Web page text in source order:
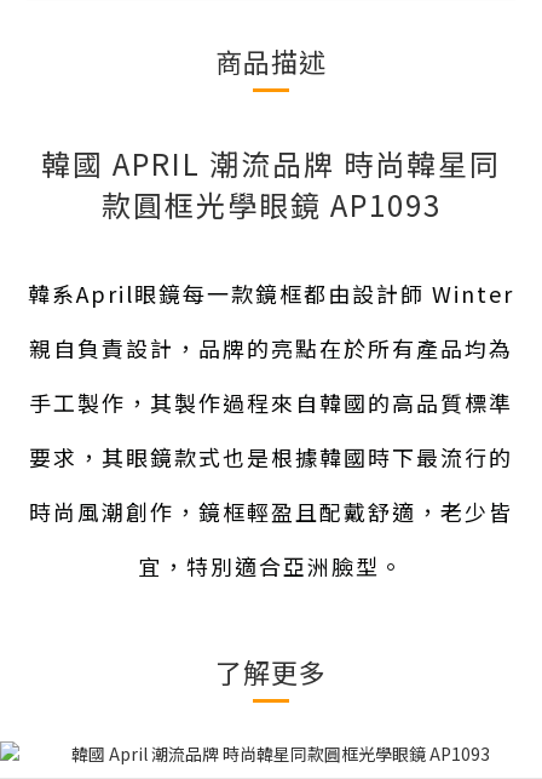
商品描述
韓國 APRIL 潮流品牌 時尚韓星同
款圓框光學眼鏡 AP1093
韓系April眼鏡每一款鏡框都由設計師 Winter
親自負責設計，品牌的亮點在於所有產品均為
手工製作，其製作過程來自韓國的高品質標準
要求，其眼鏡款式也是根據韓國時下最流行的
時尚風潮創作，鏡框輕盈且配戴舒適，老少皆
宜，特別適合亞洲臉型。
了解更多